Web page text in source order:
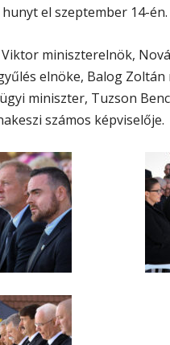
el szeptember 14-én.
miniszterelnök,
elnöke, Balog
miniszter, Tuzson
számos képviselője.